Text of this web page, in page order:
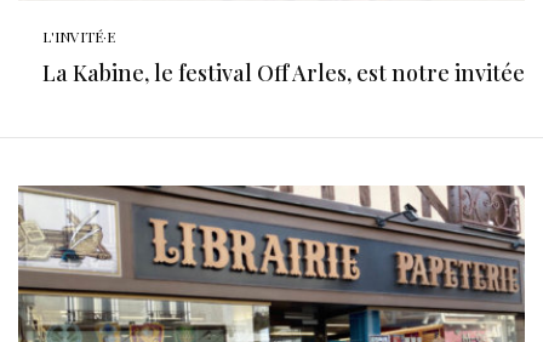
L'INVITÉ·E
La Kabine, le festival Off Arles, est notre invitée